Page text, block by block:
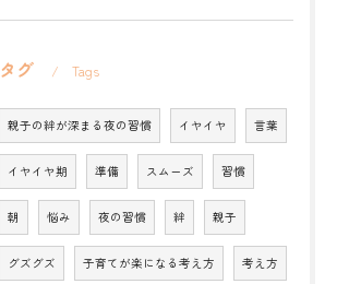
タグ Tags
親子の絆が深まる夜の習慣 イヤイヤ 言葉
イヤイヤ期 準備 スムーズ 習慣
朝 悩み 夜の習慣 絆 親子
グズグズ 子育てが楽になる考え方 考え方